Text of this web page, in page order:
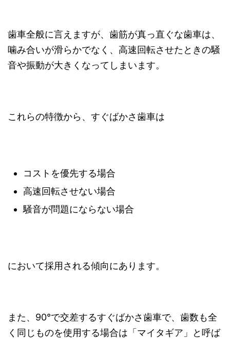
歯車全般に言えますが、歯筋が真っ直ぐな歯車は、
噛み合いが滑らかでなく、高速回転させたときの騒
音や振動が大きくなってしまいます。
これらの特徴から、すぐばかさ歯車は
コストを優先する場合
高速回転させない場合
騒音が問題にならない場合
において採用される傾向にあります。
また、90°で交差するすぐばかさ歯車で、歯数も全
く同じものを使用する場合は「マイタギア」と呼ば